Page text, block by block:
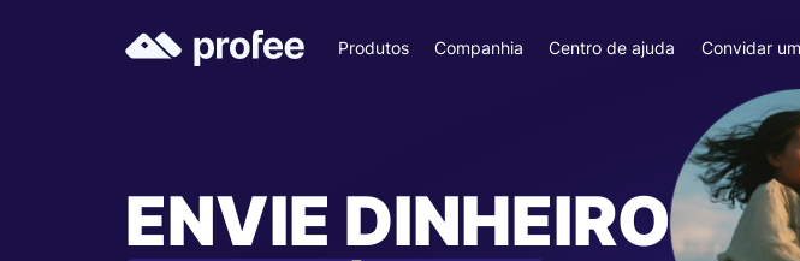
Produtos Companhia Centro de ajuda Convidar
ENVIE DINHEIRO